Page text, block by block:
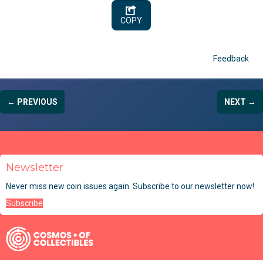
COPY
Feedback
← PREVIOUS NEXT →
Newsletter
Never miss new coin issues again. Subscribe to our newsletter now!
Subscribe